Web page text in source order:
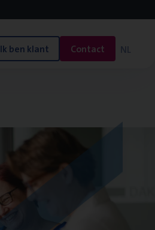
Ik ben klant Contact NL